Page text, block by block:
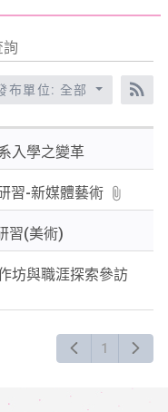
布單位: 全部
入學之變革
習-新媒體藝術
習(美術)
坊與職涯探索參訪
1